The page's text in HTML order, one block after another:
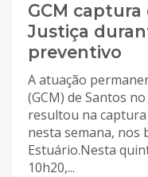
GCM
Justiça
preventivo
A atuação
(GCM) de Santos
resultou na
nesta semana, nos
Estuário.Nesta
10h20,...